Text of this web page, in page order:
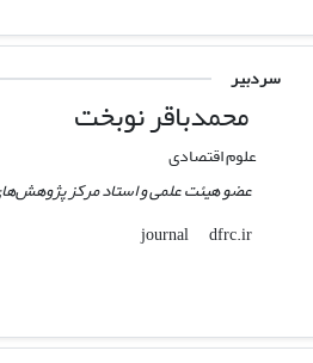
سردبیر
محمدباقر نوبخت
علوم اقتصادی
عضو هیئت علمی و استاد مرکز
dfrc.ir